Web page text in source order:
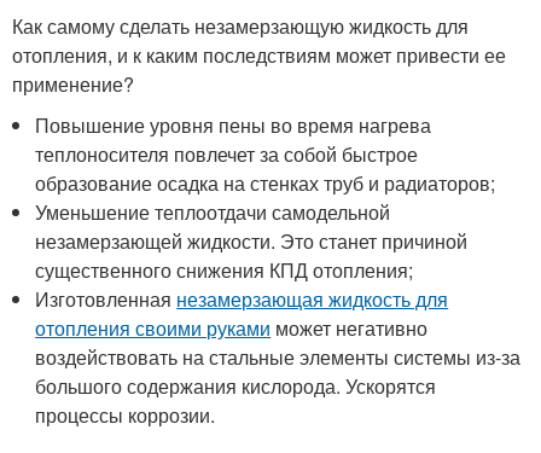
Как самому сделать незамерзающую жидкость для
отопления, и к каким последствиям может привести ее
применение?
Повышение уровня пены во время нагрева
теплоносителя повлечет за собой быстрое
образование осадка на стенках труб и радиаторов;
Уменьшение теплоотдачи самодельной
незамерзающей жидкости. Это станет причиной
существенного снижения КПД отопления;
Изготовленная незамерзающая жидкость для
отопления своими руками может негативно
воздействовать на стальные элементы системы из-за
большого содержания кислорода. Ускорятся
процессы коррозии.